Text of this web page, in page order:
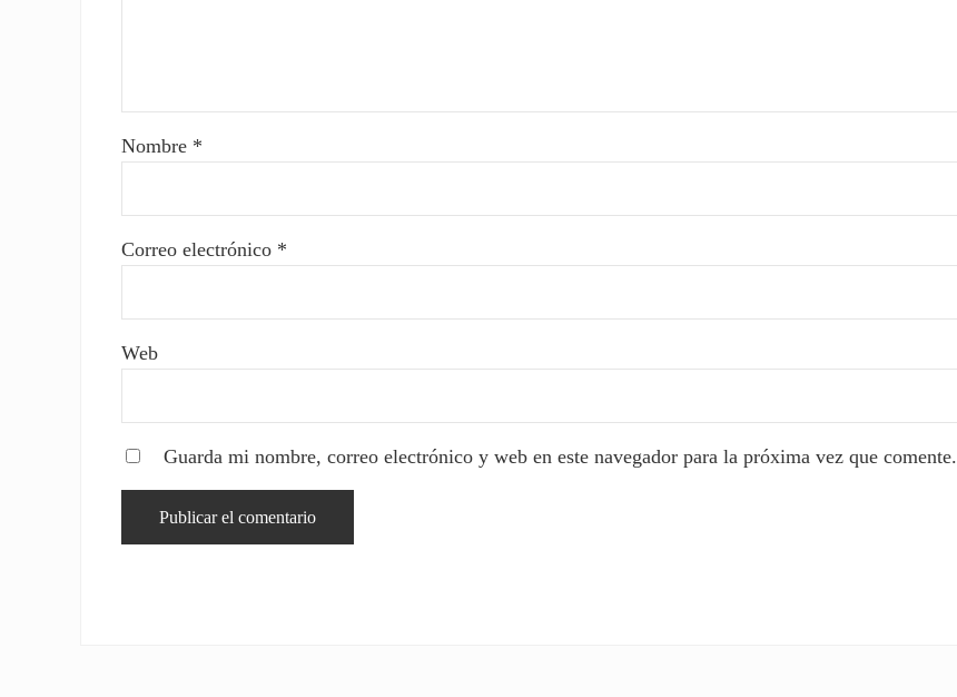
Nombre *
Correo electrónico *
Web
Guarda mi nombre, correo electrónico y web en este navegador para la próxima vez que comente.